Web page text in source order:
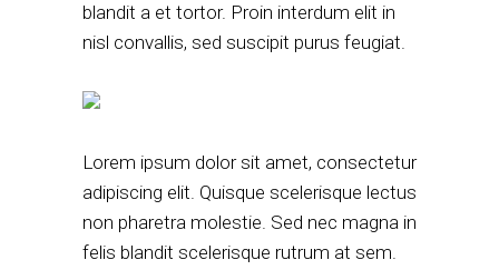
blandit a et tortor. Proin interdum elit in
nisl convallis, sed suscipit purus feugiat.
Lorem ipsum dolor sit amet, consectetur
adipiscing elit. Quisque scelerisque lectus
non pharetra molestie. Sed nec magna in
felis blandit scelerisque rutrum at sem.